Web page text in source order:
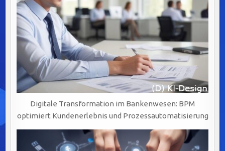
Digitale Transformation im Bankenwesen: BPM
optimiert Kundenerlebnis und Prozessautomatisierung